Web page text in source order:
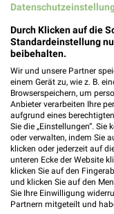
EP:Fritz
83119
Heute
507,46
84489
Heute
485,46
Durch Klicken auf die
Standardeinstellung
beibehalten.
Wir und unsere Partner
einem Gerät zu, wie z. B.
Browserspeichern, um
Anbieter verarbeiten Ihre
aufgrund eines
Sie die „Einstellungen“.
oder verwalten, indem Sie
klicken oder jederzeit auf
unteren Ecke der Website
klicken Sie auf den
und klicken Sie auf den
Sie Ihre Einwilligung
Partnern mitgeteilt und